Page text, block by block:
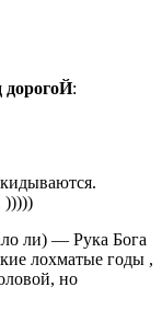
:
)))))
ли) — Рука Бога
лохматые годы ,
но